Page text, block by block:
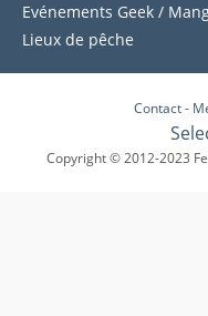
Evénements Geek /
Lieux de pêche
Contact-
Copyright © 2012-2023